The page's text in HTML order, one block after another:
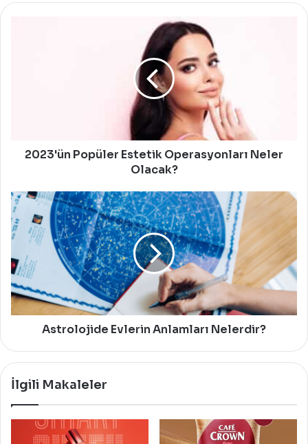
2023'ün Popüler Estetik Operasyonları Neler
Olacak?
Astrolojide
Evlerin
Anlamları
Nelerdir?
Astrolojide Evlerin Anlamları Nelerdir?
İlgili Makaleler